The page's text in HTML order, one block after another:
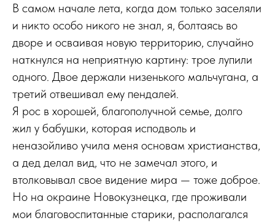
В самом начале лета, когда дом только заселяли
и никто особо никого не знал, я, болтаясь во
дворе и осваивая новую территорию, случайно
наткнулся на неприятную картину: трое лупили
одного. Двое держали низенького мальчугана, а
третий отвешивал ему пендалей.
Я рос в хорошей, благополучной семье, долго
жил у бабушки, которая исподволь и
неназойливо учила меня основам христианства,
а дед делал вид, что не замечал этого, и
втолковывал свое видение мира — тоже доброе.
Но на окраине Новокузнецка, где проживали
мои благовоспитанные старики, располагался